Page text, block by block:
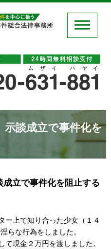
談成立で事件化を
立で事件化を阻止する
ー上で知り合った少女（１４
らな行為をしました。
現金２万円を渡しました。